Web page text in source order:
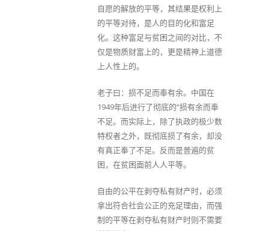
自愿的解放的平等，其结果是权利上
的平等对待，是人的目的化和富足
化。这种富足与贫困之间的对比，不
仅是物质财富上的，更是精神上道德
上人性上的。
老子曰：损不足而奉有余。中国在
1949年后进行了彻底的“损有余而奉
不足。而实际上，除了执政的极少数
特权者之外，既彻底损了有余，却没
有真正奉了不足。反而是普遍的贫
困，在贫困面前人人平等。
自由的公平在剥夺私有财产时，必须
拿出符合社会公正的充足理由，而强
制的平等在剥夺私有财产时则不需要